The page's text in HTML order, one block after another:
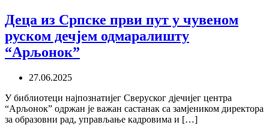
Деца из Српске први пут у чувеном
руском дечјем одмаралишту
“Арљонок”
27.06.2025
У библиотеци најпознатијег Сверуског дјечијег центра
“Арљонок” одржан је важан састанак са замјеником директора
за образовни рад, управљање кадровима и […]